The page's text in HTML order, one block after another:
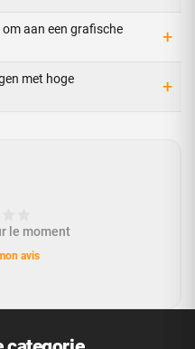
aan een grafische
+
met hoge
+
le moment
avis